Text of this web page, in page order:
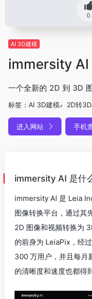
0
AI 3D建模
immersity AI
一个全新的 2D 到 3D
标签： AI 3D建模 2D转3D
进入网站 手机
immersity AI 是什
immersity AI 是 Leia
图像转换平台，通过其
2D 图像和视频转换为
的前身为 LeiaPix，经
300 万用户，并且每月
的清晰度和速度也都得